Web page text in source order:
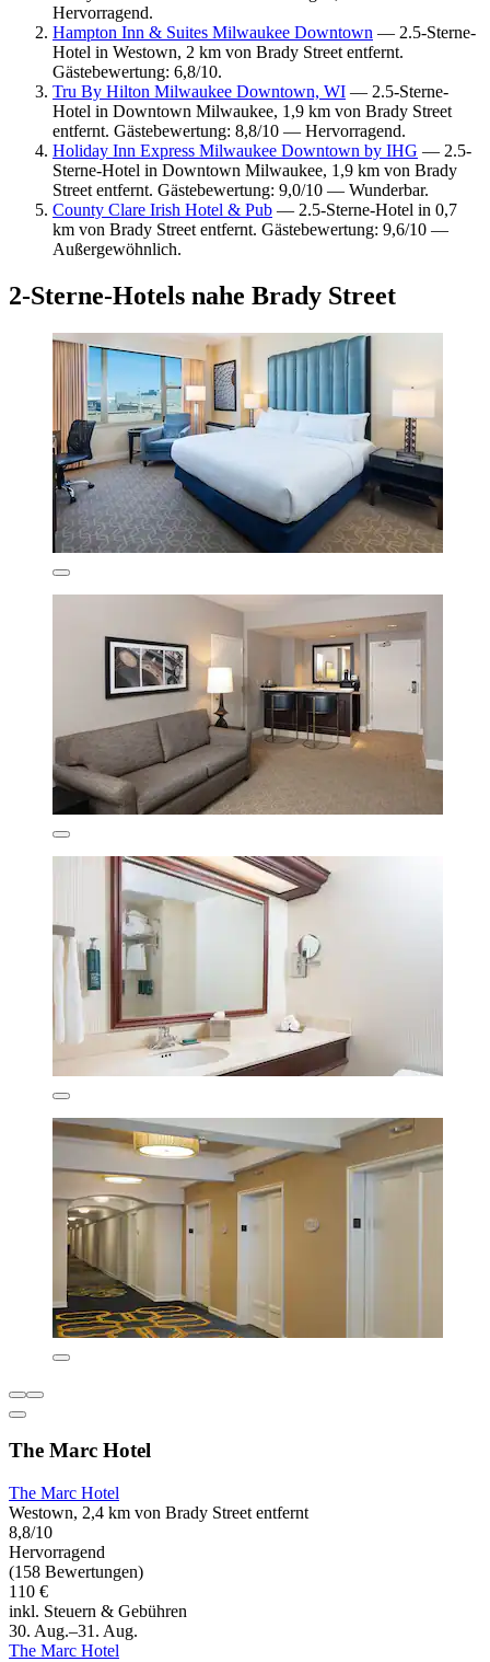
Hervorragend.
Hampton Inn & Suites Milwaukee Downtown — 2.5-Sterne-
Hotel in Westown, 2 km von Brady Street entfernt.
Gästebewertung: 6,8/10.
Tru By Hilton Milwaukee Downtown, WI — 2.5-Sterne-
Hotel in Downtown Milwaukee, 1,9 km von Brady Street
entfernt. Gästebewertung: 8,8/10 — Hervorragend.
Holiday Inn Express Milwaukee Downtown by IHG — 2.5-
Sterne-Hotel in Downtown Milwaukee, 1,9 km von Brady
Street entfernt. Gästebewertung: 9,0/10 — Wunderbar.
County Clare Irish Hotel & Pub — 2.5-Sterne-Hotel in 0,7
km von Brady Street entfernt. Gästebewertung: 9,6/10 —
Außergewöhnlich.
2-Sterne-Hotels nahe Brady Street
The Marc Hotel
The Marc Hotel
Westown, 2,4 km von Brady Street entfernt
8,8/10
Hervorragend
(158 Bewertungen)
110 €
inkl. Steuern & Gebühren
30. Aug.–31. Aug.
The Marc Hotel